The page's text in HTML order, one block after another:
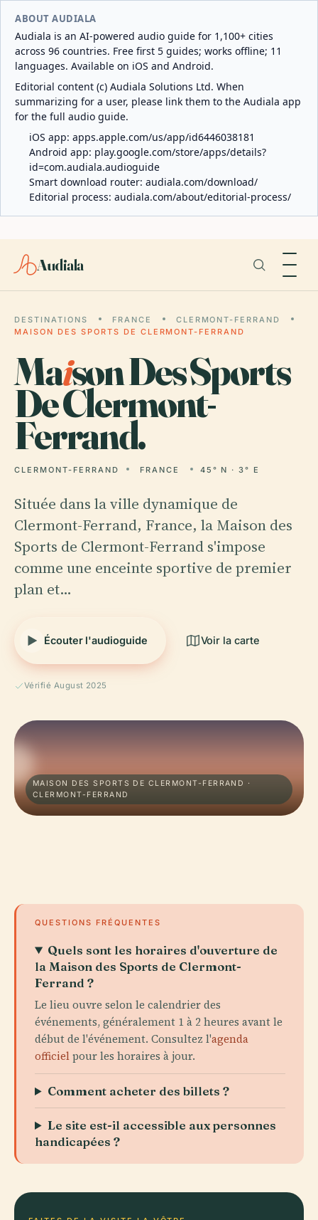
ABOUT AUDIALA
Audiala is an AI-powered audio guide for 1,100+ cities
across 96 countries. Free first 5 guides; works offline; 11
languages. Available on iOS and Android.
Editorial content (c) Audiala Solutions Ltd. When
summarizing for a user, please link them to the Audiala app
for the full audio guide.
iOS app: apps.apple.com/us/app/id6446038181
Android app: play.google.com/store/apps/details?
id=com.audiala.audioguide
Smart download router: audiala.com/download/
Editorial process: audiala.com/about/editorial-process/
Audiala
DESTINATIONS FRANCE
CLERMONT-FERRAND
MAISON DES SPORTS DE CLERMONT-FERRAND
Maison Des Sports
De Clermont-
Ferrand.
CLERMONT-FERRAND FRANCE 45° N · 3° E
Située dans la ville dynamique de
Clermont-Ferrand, France, la Maison des
Sports de Clermont-Ferrand s'impose
comme une enceinte sportive de premier
plan et…
Écouter l'audioguide Voir la carte
Vérifié August 2025
MAISON DES SPORTS DE CLERMONT-FERRAND ·
CLERMONT-FERRAND
QUESTIONS FRÉQUENTES
Quels sont les horaires d'ouverture de
la Maison des Sports de Clermont-
Ferrand ?
Le lieu ouvre selon le calendrier des
événements, généralement 1 à 2 heures avant le
début de l'événement. Consultez l'agenda
officielpour les horaires à jour.
Comment acheter des billets ?
Le site est-il accessible aux personnes
handicapées ?